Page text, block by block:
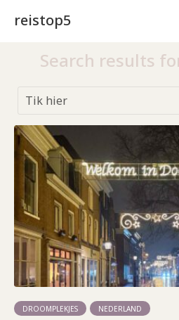
reistop5
Search results
DROOMPLEKJES NEDERLAND